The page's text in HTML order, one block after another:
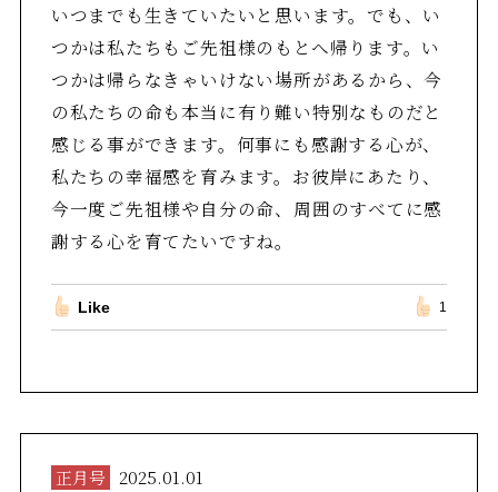
いつまでも生きていたいと思います。でも、い
つかは私たちもご先祖様のもとへ帰ります。い
つかは帰らなきゃいけない場所があるから、今
の私たちの命も本当に有り難い特別なものだと
感じる事ができます。何事にも感謝する心が、
私たちの幸福感を育みます。お彼岸にあたり、
今一度ご先祖様や自分の命、周囲のすべてに感
謝する心を育てたいですね。
Like 1
正月号 2025.01.01